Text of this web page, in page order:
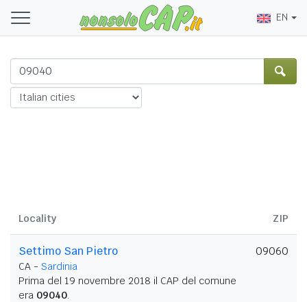
EN
Locality ZIP
Settimo San Pietro
CA - Sardinia
Prima del 19 novembre 2018 il CAP del comune
era 09040.
09060